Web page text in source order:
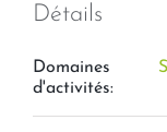
Détails
Domaines
d'activités: